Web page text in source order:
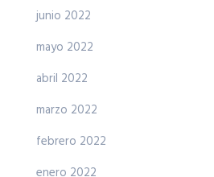
junio 2022
mayo 2022
abril 2022
marzo 2022
febrero 2022
enero 2022